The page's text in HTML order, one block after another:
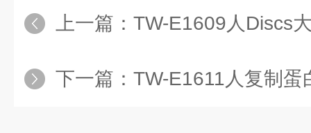
上一篇： TW-E1609人Discs大同
下一篇： TW-E1611人复制蛋白